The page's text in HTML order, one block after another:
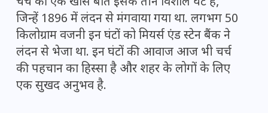
जिन्हें 1896 में लंदन से मंगवाया गया था. लगभग 50
किलोग्राम वजनी इन घंटों को मियर्स एंड स्टेन बैंक ने
लंदन से भेजा था. इन घंटों की आवाज आज भी चर्च
की पहचान का हिस्सा है और शहर के लोगों के लिए
एक सुखद अनुभव है.